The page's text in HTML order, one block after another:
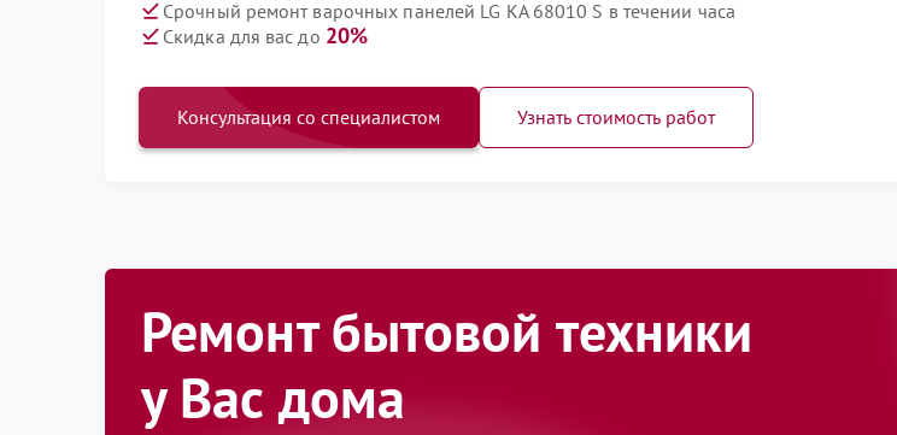
Срочный ремонт варочных панелей LG KA 68010 S в течении часа
Скидка для вас до 20%
Консультация со специалистом Узнать стоимость работ
Ремонт бытовой техники
у Вас дома